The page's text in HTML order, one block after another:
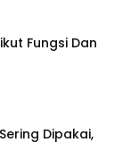
Fungsi Dan
Dipakai,